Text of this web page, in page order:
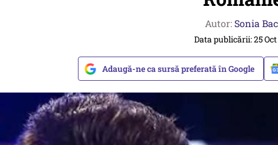
Autor: Sonia
Data publicării: 25
Adaugă-ne ca sursă preferată în Google